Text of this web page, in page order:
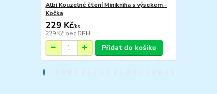
Albi Kouzelné čtení Minikniha s výsekem -
Kočka
229 Kč/ks
229 Kč bez DPH
Přidat do košíku